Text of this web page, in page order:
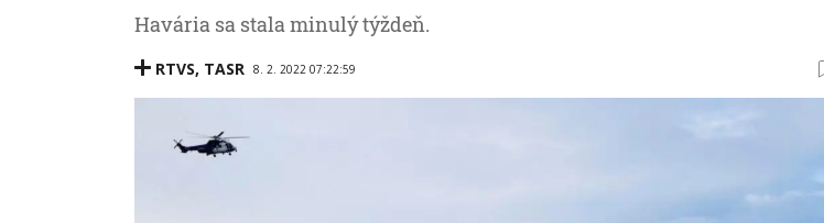
Havária sa stala minulý týždeň.
RTVS, TASR 8. 2. 2022 07:22:59